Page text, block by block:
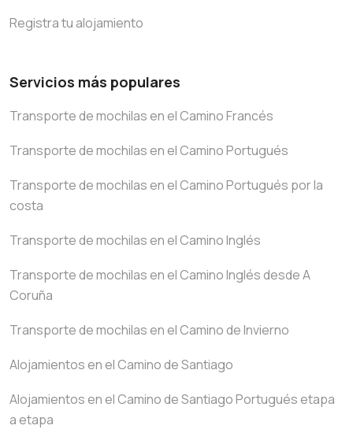
Registra tu alojamiento
Servicios más populares
Transporte de mochilas en el Camino Francés
Transporte de mochilas en el Camino Portugués
Transporte de mochilas en el Camino Portugués por la
costa
Transporte de mochilas en el Camino Inglés
Transporte de mochilas en el Camino Inglés desde A
Coruña
Transporte de mochilas en el Camino de Invierno
Alojamientos en el Camino de Santiago
Alojamientos en el Camino de Santiago Portugués etapa
a etapa